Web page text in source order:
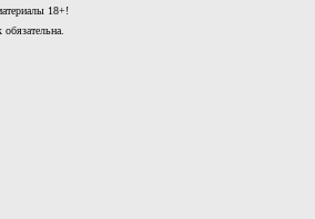
18+!